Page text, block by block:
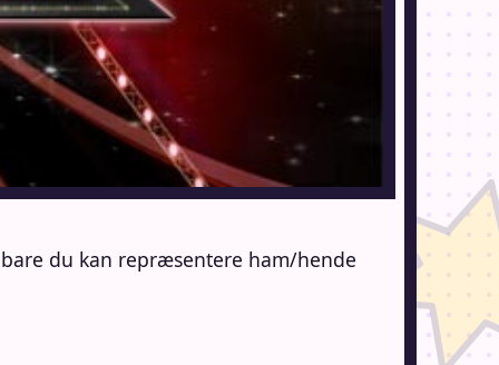
du kan repræsentere ham/hende